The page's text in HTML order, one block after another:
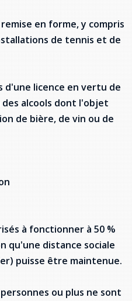
de santé
du gouvernement
pour la
en forme, y compris
de tennis et de
licence en vertu de
alcools dont l'objet
de bière, de vin ou de
à fonctionner à 50 %
qu'une distance sociale
puisse être maintenue.
ou plus ne sont